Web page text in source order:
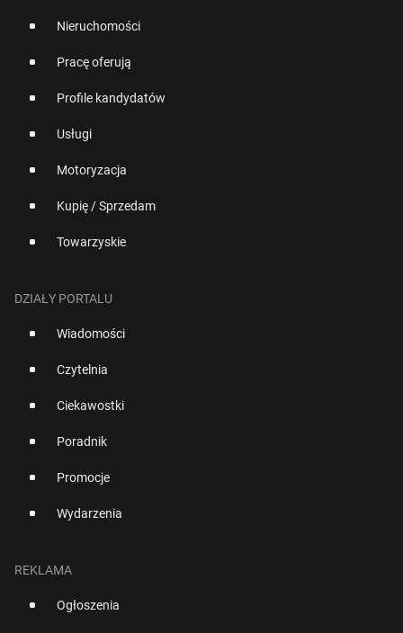
Nieruchomości
Pracę oferują
Profile kandydatów
Usługi
Motoryzacja
Kupię / Sprzedam
Towarzyskie
DZIAŁY PORTALU
Wiadomości
Czytelnia
Ciekawostki
Poradnik
Promocje
Wydarzenia
REKLAMA
Ogłoszenia